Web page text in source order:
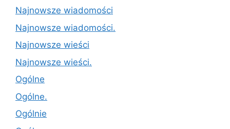
Najnowsze wiadomości
Najnowsze wiadomości.
Najnowsze wieści
Najnowsze wieści.
Ogólne
Ogólne.
Ogólnie